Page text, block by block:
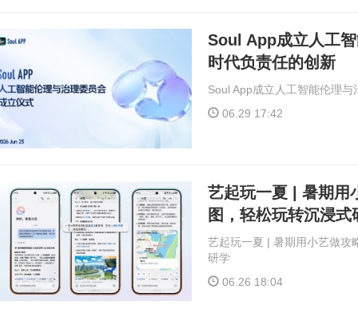
Soul App成立人工
时代负责任的创新
Soul App成立人工智能伦理
06.29 17:42
艺起玩一夏 | 暑期用
图，轻松玩转沉浸式
艺起玩一夏 | 暑期用小艺做攻
研学
06.26 18:04